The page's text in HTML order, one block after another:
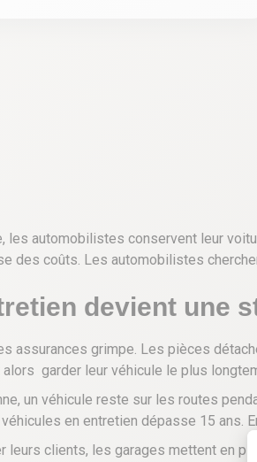
les automobilistes conservent leur
des coûts. Les automobilistes
devient une
assurances grimpe. Les pièces
garder leur véhicule le plus
un véhicule reste sur les routes
en entretien dépasse 15 ans.
leurs clients, les garages mettent en